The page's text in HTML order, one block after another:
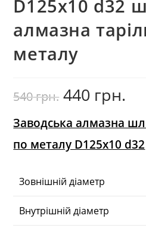
D125x10 d32
алмазна
металу
540грн. Оригінальна
ціна:
540
440 грн.
Заводська алмазна
по металу D125x10 d32
Зовнішній діаметр
Внутрішній діаметр